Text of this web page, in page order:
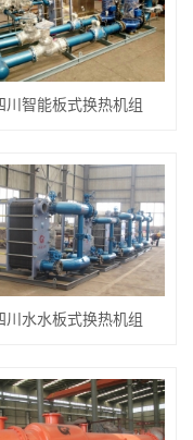
川智能板式换热机组
川水水板式换热机组